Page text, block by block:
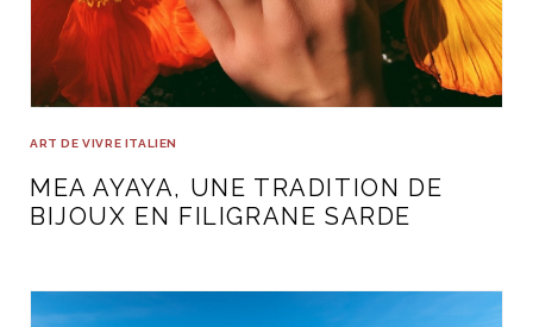
ART DE VIVRE ITALIEN
MEA AYAYA, UNE TRADITION DE
BIJOUX EN FILIGRANE SARDE